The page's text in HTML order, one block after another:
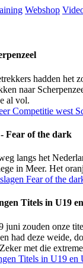
Webshop
hadden het
naar
al vol.
Competitie west
- Fear of the dark
langs het
in Meer. Het
Fear of the
Titels in U19
juni zouden onze
had deze weide,
met die
Titels in U19 en